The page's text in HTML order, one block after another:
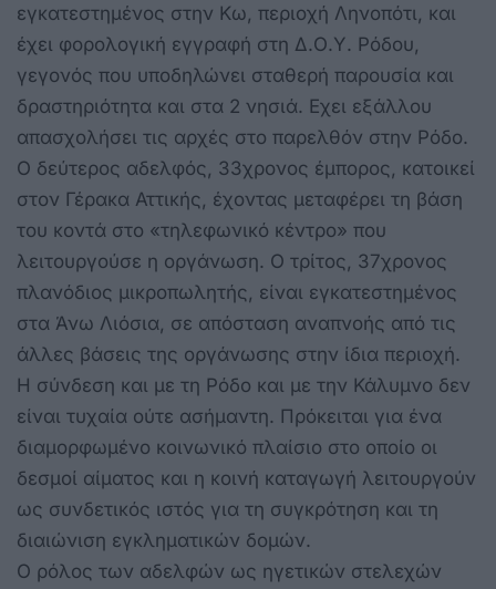
εγκατεστημένος στην Κω, περιοχή Ληνοπότι, και
έχει φορολογική εγγραφή στη Δ.Ο.Υ. Ρόδου,
γεγονός που υποδηλώνει σταθερή παρουσία και
δραστηριότητα και στα 2 νησιά. Εχει εξάλλου
απασχολήσει τις αρχές στο παρελθόν στην Ρόδο.
Ο δεύτερος αδελφός, 33χρονος έμπορος, κατοικεί
στον Γέρακα Αττικής, έχοντας μεταφέρει τη βάση
του κοντά στο «τηλεφωνικό κέντρο» που
λειτουργούσε η οργάνωση. Ο τρίτος, 37χρονος
πλανόδιος μικροπωλητής, είναι εγκατεστημένος
στα Άνω Λιόσια, σε απόσταση αναπνοής από τις
άλλες βάσεις της οργάνωσης στην ίδια περιοχή.
Η σύνδεση και με τη Ρόδο και με την Κάλυμνο δεν
είναι τυχαία ούτε ασήμαντη. Πρόκειται για ένα
διαμορφωμένο κοινωνικό πλαίσιο στο οποίο οι
δεσμοί αίματος και η κοινή καταγωγή λειτουργούν
ως συνδετικός ιστός για τη συγκρότηση και τη
διαιώνιση εγκληματικών δομών.
Ο ρόλος των αδελφών ως ηγετικών στελεχών